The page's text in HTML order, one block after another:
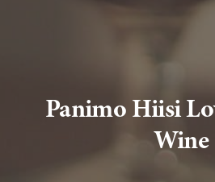
Panimo Hiisi
Wine